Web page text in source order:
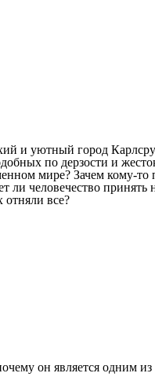
и уютный город
по дерзости и
мире? Зачем кому-
человечество
отняли все?
он является одним